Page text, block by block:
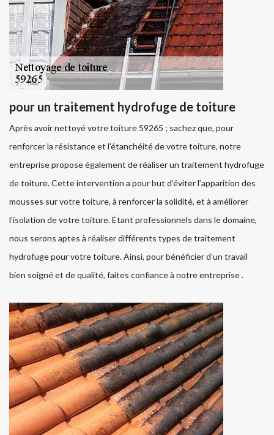
pour un traitement hydrofuge de toiture
Après avoir nettoyé votre toiture 59265 ; sachez que, pour
renforcer la résistance et l’étanchéité de votre toiture, notre
entreprise propose également de réaliser un traitement hydrofuge
de toiture. Cette intervention a pour but d’éviter l’apparition des
mousses sur votre toiture, à renforcer la solidité, et à améliorer
l’isolation de votre toiture. Étant professionnels dans le domaine,
nous serons aptes à réaliser différents types de traitement
hydrofuge pour votre toiture. Ainsi, pour bénéficier d’un travail
bien soigné et de qualité, faites confiance à notre entreprise .